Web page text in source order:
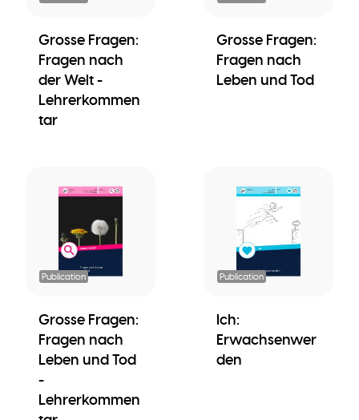
Grosse Fragen:
Fragen nach
der Welt -
Lehrerkommen
tar
Grosse Fragen:
Fragen nach
Leben und Tod
Publication
Grosse Fragen:
Fragen nach
Leben und Tod
-
Lehrerkommen
Publication
Ich:
Erwachsenwer
den